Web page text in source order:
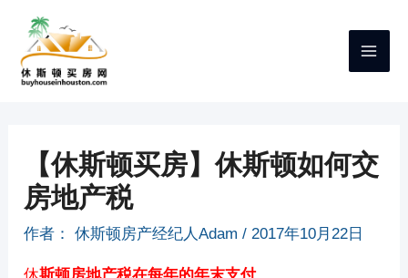
【休斯顿买房】休斯顿如何交
房地产税
作者： 休斯顿房产经纪人Adam/ 2017年10月22日
休斯顿房地产税在每年的年末支付